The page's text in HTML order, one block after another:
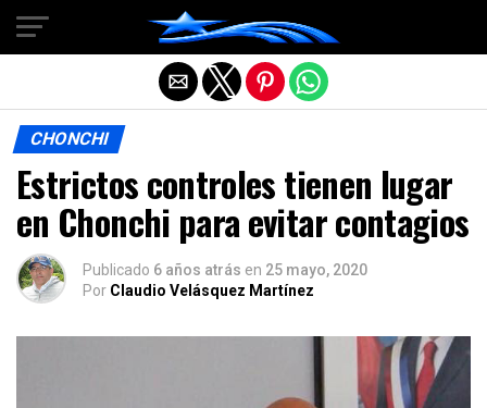
CHONCHI
Estrictos controles tienen lugar
en Chonchi para evitar contagios
Publicado 6 años atrás en 25 mayo, 2020
Por Claudio Velásquez Martínez
Salir de la versión móvil